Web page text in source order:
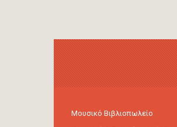
Μουσικό Βιβλιοπωλείο